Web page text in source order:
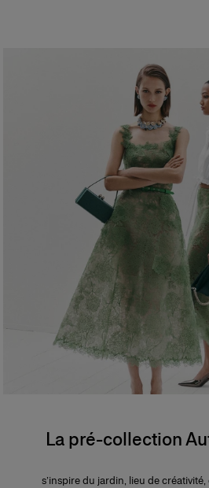
La pré-collection
s’inspire du jardin, lieu de créativité,